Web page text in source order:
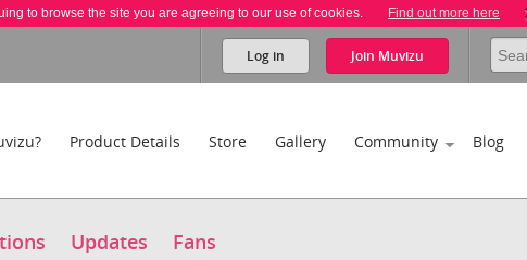
to browse the site you are agreeing to our use of cookies. Find out more here
Log in Join Muvizu
Product Details Store Gallery Community Blog
Updates Fans